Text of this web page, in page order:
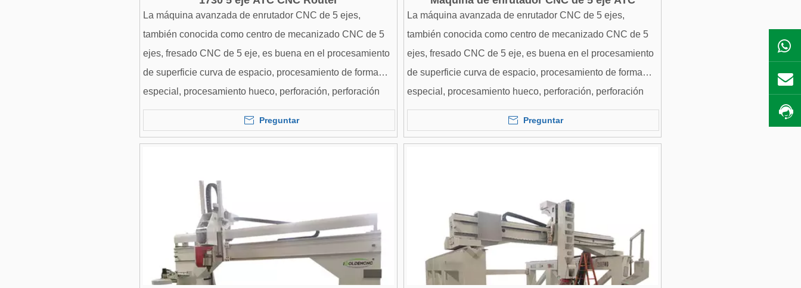
La máquina avanzada de enrutador CNC de 5 ejes,
también conocida como centro de mecanizado CNC de 5
ejes, fresado CNC de 5 eje, es buena en el procesamiento
de superficie curva de espacio, procesamiento de forma
especial, procesamiento hueco, perforación, perforación
oblicua, chaflán, etc.
Preguntar
La máquina avanzada de enrutador CNC de 5 ejes,
también conocida como centro de mecanizado CNC de 5
ejes, fresado CNC de 5 eje, es buena en el procesamiento
de superficie curva de espacio, procesamiento de forma
especial, procesamiento hueco, perforación, perforación
oblicua, bisuga, etc. Es ampliamente es ampliamente
Utilizado en investigación científica aeroespacial, militar,
Preguntar